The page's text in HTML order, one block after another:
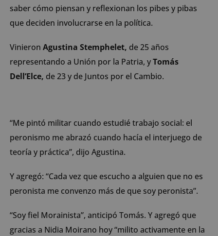
saber cómo piensan y reflexionan los pibes y pibas
que deciden involucrarse en la política.
Vinieron Agustina Stemphelet, de 25 años
representando a Unión por la Patria, yTomás
Dell’Elce, de 23 y de Juntos por el Cambio.
“Me pintó militar cuando estudié trabajo social: el
peronismo me abrazó cuando hacía el interjuego de
teoría y práctica”, dijo Agustina.
Y agregó: “Cada vez que escucho a alguien que no es
peronista me convenzo más de que soy peronista”.
“Soy fiel Morainista”, anticipó Tomás. Y agregó que
gracias a Nidia Moirano hoy “milito activamente en la